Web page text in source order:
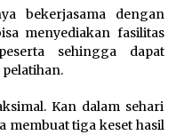
Sports Summit
Siap Hadirkan
Beyond the Game
bekerjasama dengan
menyediakan fasilitas
sehingga dapat
Kan dalam sehari
membuat tiga keset hasil